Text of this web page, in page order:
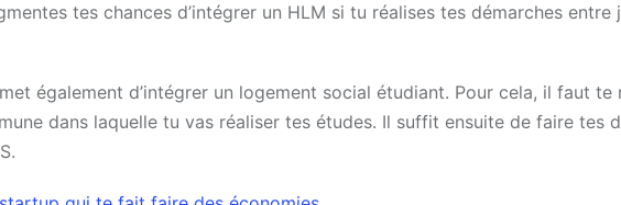
tes chances d’intégrer un HLM si tu réalises tes démarches entre
également d’intégrer un logement social étudiant. Pour cela, il faut te
dans laquelle tu vas réaliser tes études. Il suffit ensuite de faire tes